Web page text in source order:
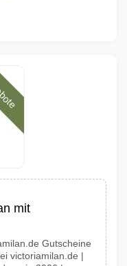
mit
Gutscheine
victoriamilan.de |